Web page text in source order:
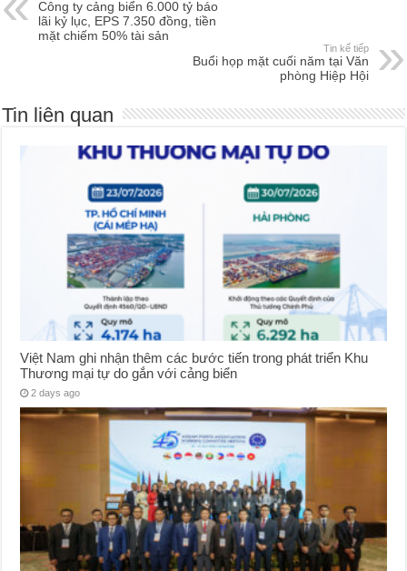
Công ty cảng biển 6.000 tỷ báo
lãi kỷ lục, EPS 7.350 đồng, tiền
mặt chiếm 50% tài sản
Tin kế tiếp
Buổi họp mặt cuối năm tại Văn
phòng Hiệp Hội
Tin liên quan
Việt Nam ghi nhận thêm các bước tiến trong phát triển Khu
Thương mại tự do gắn với cảng biển
2 days ago